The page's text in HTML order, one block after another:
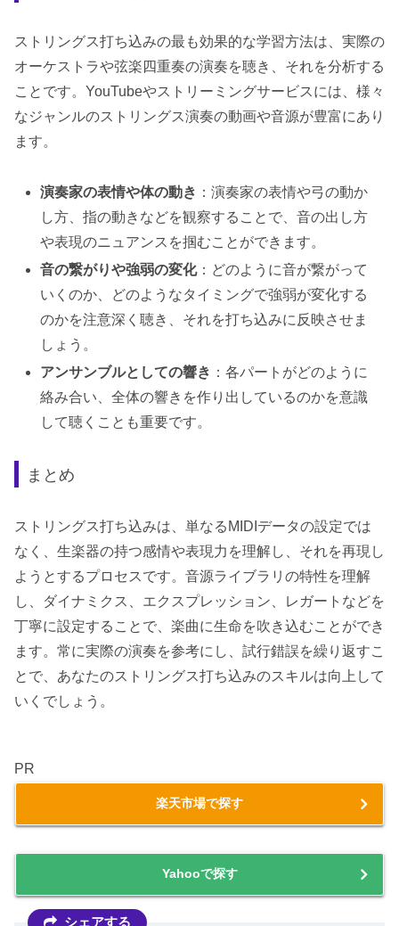
ストリングス打ち込みの最も効果的な学習方法は、実際の
オーケストラや弦楽四重奏の演奏を聴き、それを分析する
ことです。YouTubeやストリーミングサービスには、様々
なジャンルのストリングス演奏の動画や音源が豊富にあり
ます。
演奏家の表情や体の動き ：演奏家の表情や弓の動か
し方、指の動きなどを観察することで、音の出し方
や表現のニュアンスを掴むことができます。
音の繋がりや強弱の変化：どのように音が繋がって
いくのか、どのようなタイミングで強弱が変化する
のかを注意深く聴き、それを打ち込みに反映させま
しょう。
アンサンブルとしての響き ：各パートがどのように
絡み合い、全体の響きを作り出しているのかを意識
して聴くことも重要です。
まとめ
ストリングス打ち込みは、単なるMIDIデータの設定では
なく、生楽器の持つ感情や表現力を理解し、それを再現し
ようとするプロセスです。音源ライブラリの特性を理解
し、ダイナミクス、エクスプレッション、レガートなどを
丁寧に設定することで、楽曲に生命を吹き込むことができ
ます。常に実際の演奏を参考にし、試行錯誤を繰り返すこ
とで、あなたのストリングス打ち込みのスキルは向上して
いくでしょう。
PR
楽天市場で探す
Yahooで探す
シェアする